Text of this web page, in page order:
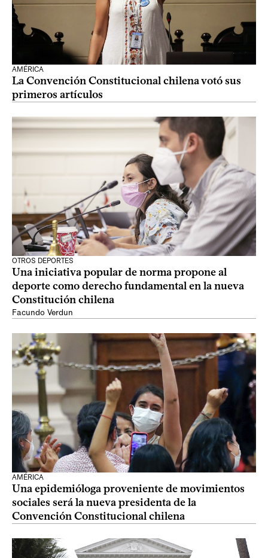
AMÉRICA
La Convención Constitucional chilena votó sus
primeros artículos
OTROS DEPORTES
Una iniciativa popular de norma propone al
deporte como derecho fundamental en la nueva
Constitución chilena
Facundo Verdun
AMÉRICA
Una epidemióloga proveniente de movimientos
sociales será la nueva presidenta de la
Convención Constitucional chilena